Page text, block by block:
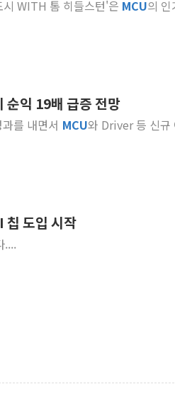
시 WITH 톰 히들스턴'은 MCU의
순익 19배 급증 전망
를 내면서 MCU와 Driver 등 신규
칩 도입 시작
....